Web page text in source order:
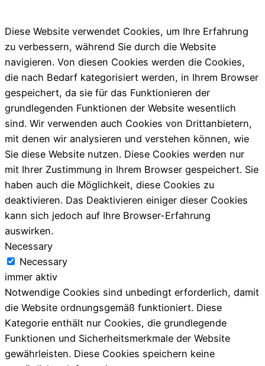
Diese Website verwendet Cookies, um Ihre Erfahrung
zu verbessern, während Sie durch die Website
navigieren. Von diesen Cookies werden die Cookies,
die nach Bedarf kategorisiert werden, in Ihrem Browser
gespeichert, da sie für das Funktionieren der
grundlegenden Funktionen der Website wesentlich
sind. Wir verwenden auch Cookies von Drittanbietern,
mit denen wir analysieren und verstehen können, wie
Sie diese Website nutzen. Diese Cookies werden nur
mit Ihrer Zustimmung in Ihrem Browser gespeichert. Sie
haben auch die Möglichkeit, diese Cookies zu
deaktivieren. Das Deaktivieren einiger dieser Cookies
kann sich jedoch auf Ihre Browser-Erfahrung
auswirken.
Necessary
Necessary
immer aktiv
Notwendige Cookies sind unbedingt erforderlich, damit
die Website ordnungsgemäß funktioniert. Diese
Kategorie enthält nur Cookies, die grundlegende
Funktionen und Sicherheitsmerkmale der Website
gewährleisten. Diese Cookies speichern keine